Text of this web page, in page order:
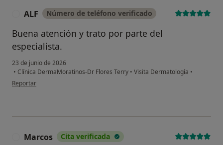
ALF Número de teléfono verificado
Buena atención y trato por parte del
especialista.
23 de junio de 2026
• Clínica DermaMoratinos-Dr Flores Terry • Visita Dermatología •
en opinión del usuario ALF
Reportar
Marcos Cita verificada